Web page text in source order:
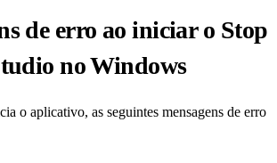
de erro ao iniciar o Stop
no Windows
o aplicativo, as seguintes mensagens de erro